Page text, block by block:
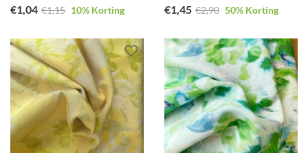
€1,04 €1,15 10% Korting €1,45 €2,90 50% Korting